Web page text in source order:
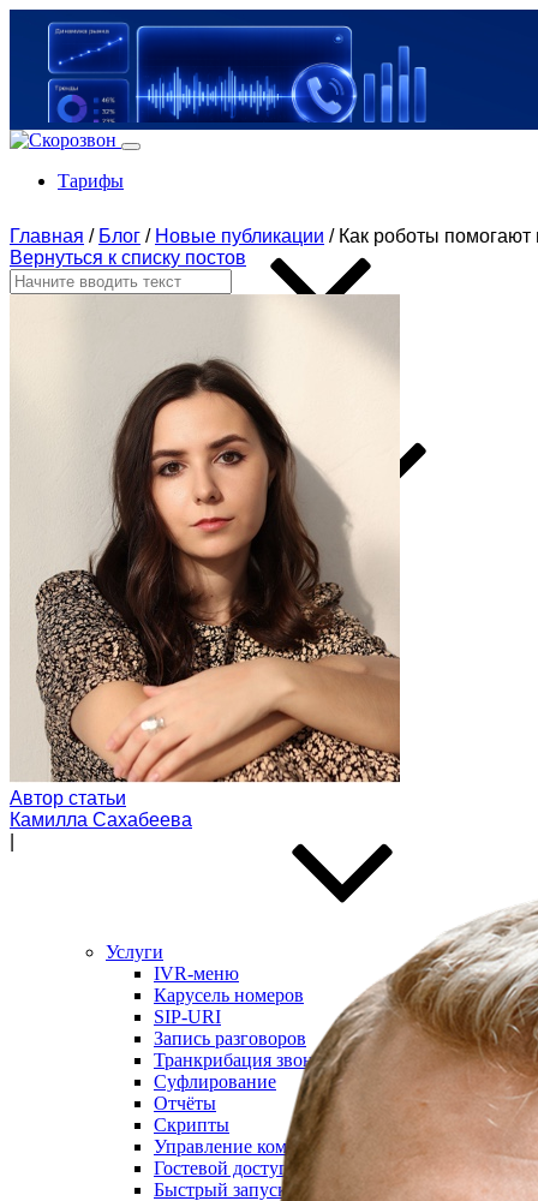
Тарифы
По задачам
Модуль дозвона
Автообзвон по базе
Исходящий обзвон
Скоринг базы контактов
Входящие звонки
Холодные звонки
Обработка входящих заявок
Интеллектуальная телефония
Предиктивный обзвон
Маркировка звонков
Услуги
IVR-меню
Карусель номеров
SIP-URI
Запись разговоров
Транкрибация звонков
Суфлирование
Отчёты
Скрипты
Управление командой
Гостевой доступ
Быстрый запуск
Главная / Блог / Новые публикации / Как роботы помогают
Вернуться к списку постов
Автор статьи
Камилла Сахабеева